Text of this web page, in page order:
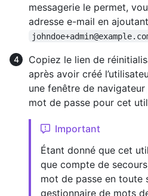
messagerie le permet,
adresse e-mail en ajoutant
Copiez le lien de
après avoir créé
une fenêtre de
mot de passe pour cet
Important
Étant donné que cet
que compte de
mot de passe en toute
gestionnaire de mots